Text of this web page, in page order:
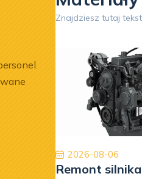
Oryginalne
międzynarodowa
najwyższym
ponownie
Znajdziesz tutaj
2026-08-06
Remont